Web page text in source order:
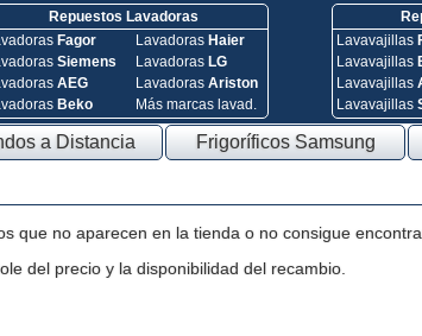
Repuestos Lavadoras
Fagor
Siemens
AEG
Beko
Lavadoras Haier
Lavadoras LG
Lavadoras Ariston
Más marcas lavad.
Lavavajillas
Lavavajillas
Lavavajillas
Lavavajillas
a Distancia Frigoríficos Samsung
que no aparecen en la tienda o no consigue
del precio y la disponibilidad del recambio.